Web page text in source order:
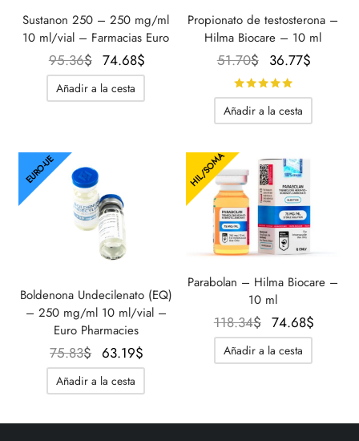
Sustanon 250 – 250 mg/ml
10 ml/vial – Farmacias Euro
95.36$
El
precio
original
74.68$
Añadir a la cesta
Propionato de testosterona –
Hilma Biocare – 10 ml
51.70$
El
precio
original
era:
36.77$
Añadir a la cesta
EURO-UE
Boldenona Undecilenato (EQ)
– 250 mg/ml 10 ml/vial –
Euro Pharmacies
75.83$
El
precio
original
63.19$
Añadir a la cesta
HIL/SOMA
Parabolan – Hilma Biocare –
10 ml
118.34$ El precio
original
era:
74.68$
Añadir a la cesta